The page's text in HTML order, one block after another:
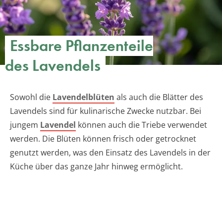
Essbare Pflanzenteile
des Lavendels
Sowohl die Lavendelblüten als auch die Blätter des
Lavendels sind für kulinarische Zwecke nutzbar. Bei
jungem Lavendel können auch die Triebe verwendet
werden. Die Blüten können frisch oder getrocknet
genutzt werden, was den Einsatz des Lavendels in der
Küche über das ganze Jahr hinweg ermöglicht.